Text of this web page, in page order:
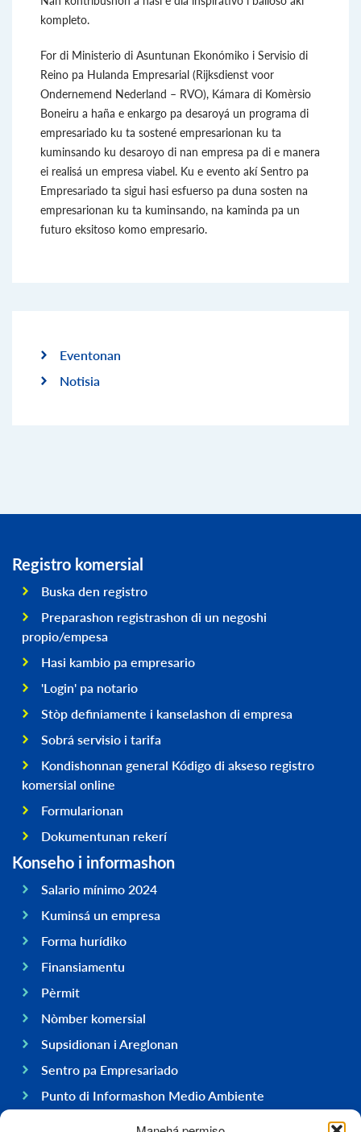
kompleto.
For di Ministerio di Asuntunan Ekonómiko i Servisio di
Reino pa Hulanda Empresarial (Rijksdienst voor
Ondernemend Nederland – RVO), Kámara di Komèrsio
Boneiru a haña e enkargo pa desaroyá un programa di
empresariado ku ta sostené empresarionan ku ta
kuminsando ku desaroyo di nan empresa pa di e manera
ei realisá un empresa viabel. Ku e evento akí Sentro pa
Empresariado ta sigui hasi esfuerso pa duna sosten na
empresarionan ku ta kuminsando, na kaminda pa un
futuro eksitoso komo empresario.
Eventonan
Notisia
Registro komersial
Buska den registro
Preparashon registrashon di un negoshi
propio/empesa
Hasi kambio pa empresario
'Login' pa notario
Stòp definiamente i kanselashon di empresa
Sobrá servisio i tarifa
Kondishonnan general Kódigo di akseso registro
komersial online
Formularionan
Dokumentunan rekerí
Konseho i informashon
Salario mínimo 2024
Kuminsá un empresa
Forma hurídiko
Finansiamentu
Pèrmit
Nòmber komersial
Supsidionan i Areglonan
Sentro pa Empresariado
Punto di Informashon Medio Ambiente
Hasi negoshi na Boneiru